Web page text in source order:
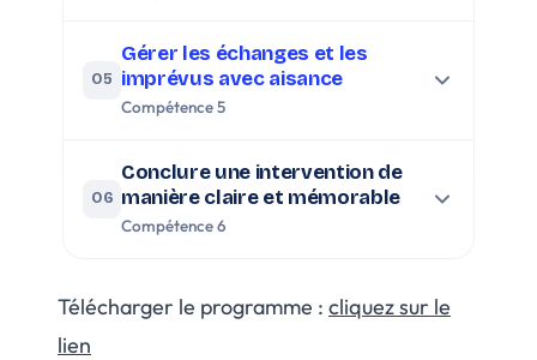
05
Gérer les échanges et les
imprévus avec aisance
Compétence 5
06
Conclure une intervention de
manière claire et mémorable
Compétence 6
Télécharger le programme : cliquez sur le
lien